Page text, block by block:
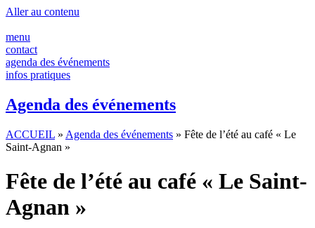
Aller au contenu
menu
contact
agenda des événements
infos pratiques
Agenda des événements
ACCUEIL » Agenda des événements » Fête de l’été au café « Le
Saint-Agnan »
Fête de l’été au café « Le Saint-
Agnan »